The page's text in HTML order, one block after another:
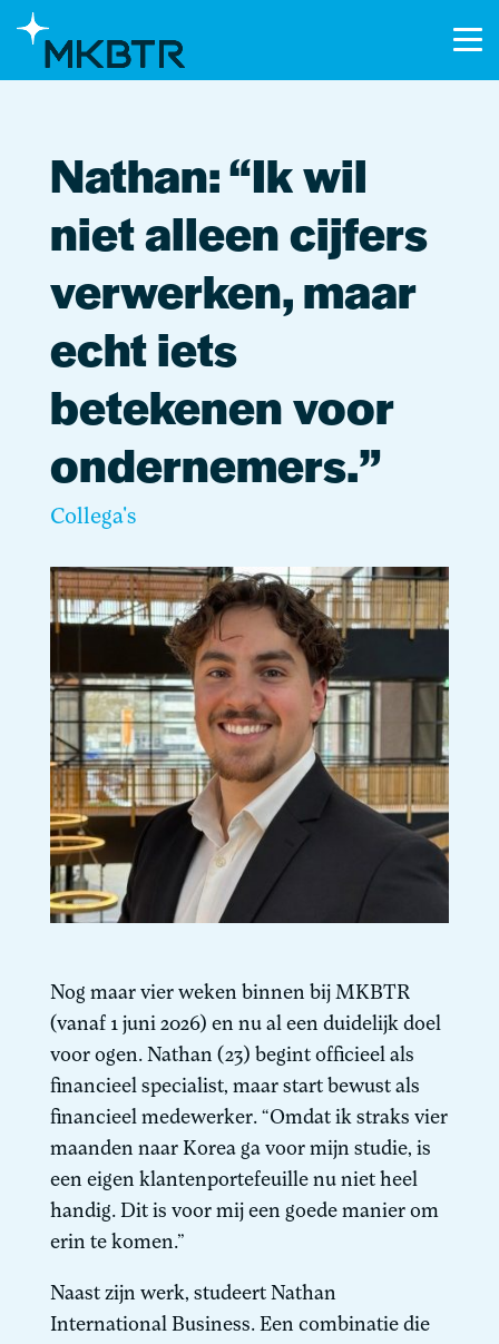
Nathan: “Ik wil
niet alleen cijfers
verwerken, maar
echt iets
betekenen voor
ondernemers.”
Collega's
Nog maar vier weken binnen bij MKBTR
(vanaf 1 juni 2026) en nu al een duidelijk doel
voor ogen. Nathan (23) begint officieel als
financieel specialist, maar start bewust als
financieel medewerker. “Omdat ik straks vier
maanden naar Korea ga voor mijn studie, is
een eigen klantenportefeuille nu niet heel
handig. Dit is voor mij een goede manier om
erin te komen.”
Naast zijn werk, studeert Nathan
International Business. Een combinatie die